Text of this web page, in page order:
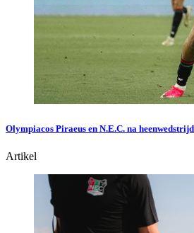
Olympiacos Piraeus en N.E.C. na
Artikel